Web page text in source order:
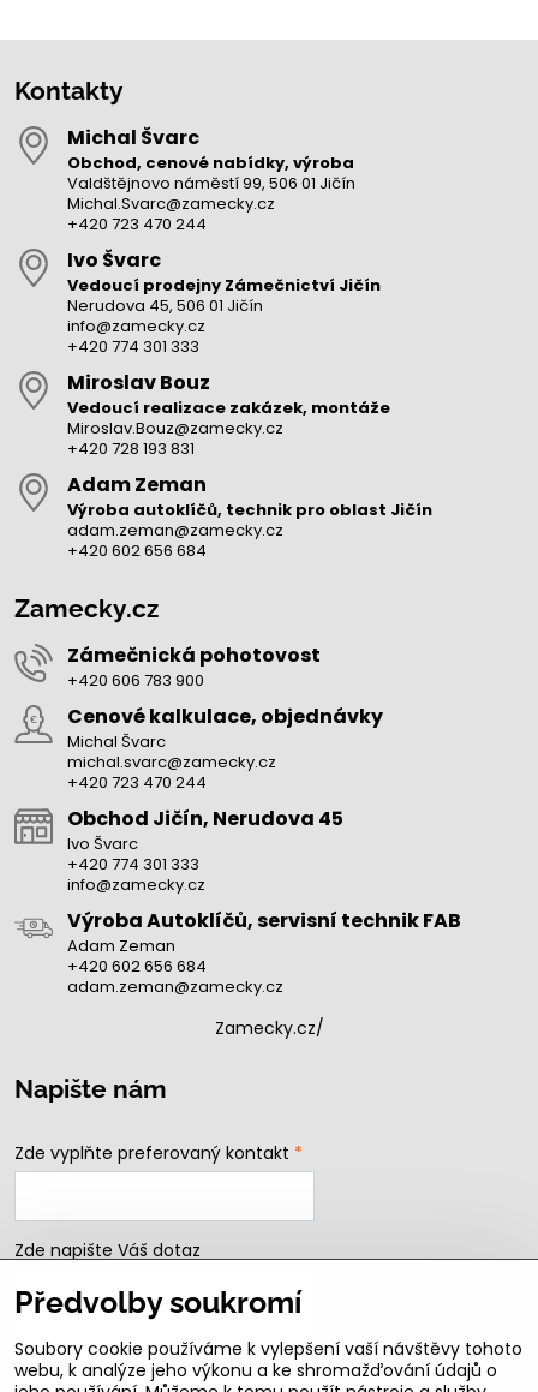
Kontakty
Michal Švarc
Obchod, cenové nabídky, výroba
Valdštějnovo náměstí 99, 506 01 Jičín
Michal.Svarc@zamecky.cz
+420 723 470 244
Ivo Švarc
Vedoucí prodejny Zámečnictví Jičín
Nerudova 45, 506 01 Jičín
info@zamecky.cz
+420 774 301 333
Miroslav Bouz
Vedoucí realizace zakázek, montáže
Miroslav.Bouz@zamecky.cz
+420 728 193 831
Adam Zeman
Výroba autoklíčů, technik pro oblast Jičín
adam.zeman@zamecky.cz
+420 602 656 684
Zamecky.cz
Zámečnická pohotovost
+420 606 783 900
Cenové kalkulace, objednávky
Michal Švarc
michal.svarc@zamecky.cz
+420 723 470 244
Obchod Jičín, Nerudova 45
Ivo Švarc
+420 774 301 333
info@zamecky.cz
Výroba Autoklíčů, servisní technik FAB
Adam Zeman
+420 602 656 684
adam.zeman@zamecky.cz
Zamecky.cz/
Napište nám
Zde vyplňte preferovaný kontakt *
Zde napište Váš dotaz
Předvolby soukromí
Soubory cookie používáme k vylepšení vaší návštěvy tohoto
webu, k analýze jeho výkonu a ke shromažďování údajů o